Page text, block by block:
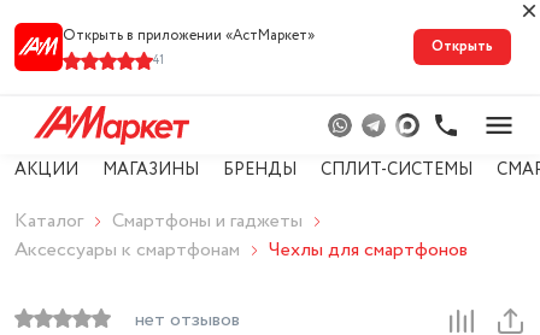
Открыть в приложении «АстМарке‪т‬»
41
Открыть
АКЦИИ МАГАЗИНЫ БРЕНДЫ СПЛИТ-СИСТЕМЫ
Каталог
Смартфоны и гаджеты
Аксессуары к смартфонам
Чехлы для смартфонов
нет отзывов